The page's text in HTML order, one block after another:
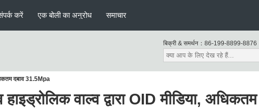
करें एक बोली का अनुरोध समाचार
बिक्री & समर्थन： 86-199-8899-8876
दबाव 31.5Mpa
वाल्व द्वारा OID मीडिया, अधिकतम